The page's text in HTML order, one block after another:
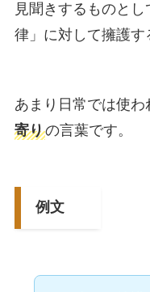
見聞きするものと
律」に対して擁護す
あまり日常では使わ
寄りの言葉です。
例文